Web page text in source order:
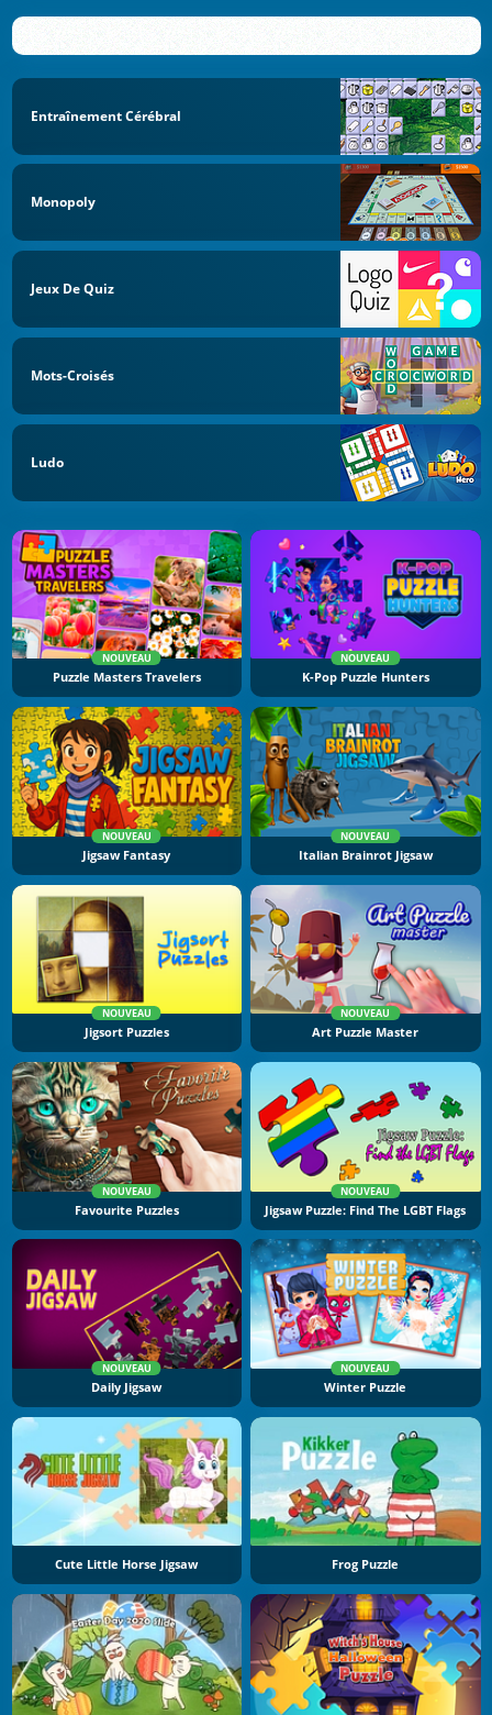
Entraînement Cérébral
Monopoly
Jeux De Quiz
Mots-Croisés
Ludo
NOUVEAU
Puzzle Masters Travelers
NOUVEAU
K-Pop Puzzle Hunters
NOUVEAU
Jigsaw Fantasy
NOUVEAU
Italian Brainrot Jigsaw
NOUVEAU
Jigsort Puzzles
NOUVEAU
Art Puzzle Master
NOUVEAU
Favourite Puzzles
NOUVEAU
Jigsaw Puzzle: Find The LGBT Flags
NOUVEAU
Daily Jigsaw
NOUVEAU
Winter Puzzle
Cute Little Horse Jigsaw Frog Puzzle